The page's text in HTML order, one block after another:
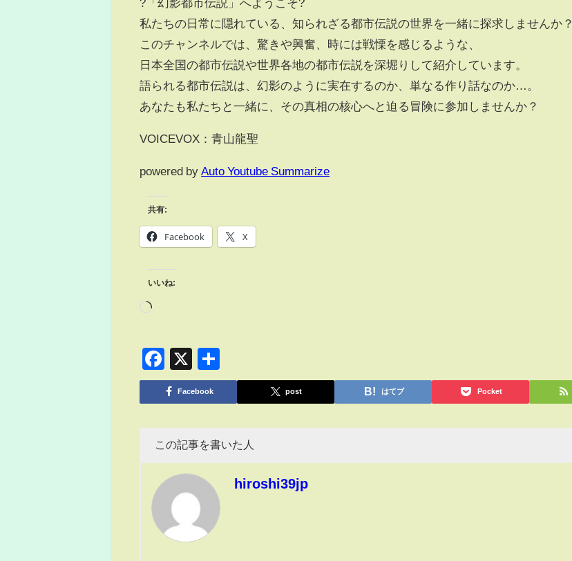
?「幻影都市伝説」へようこそ?
私たちの日常に隠れている、知られざる都市伝説の世界を一緒に探求しませんか？
このチャンネルでは、驚きや興奮、時には戦慄を感じるような、
日本全国の都市伝説や世界各地の都市伝説を深堀りして紹介しています。
語られる都市伝説は、幻影のように実在するのか、単なる作り話なのか…。
あなたも私たちと一緒に、その真相の核心へと迫る冒険に参加しませんか？
VOICEVOX：青山龍聖
powered by Auto Youtube Summarize
共有:
Facebook X
いいね:
Facebook
X
有
Facebook post はてブ Pocket
この記事を書いた人
hiroshi39jp